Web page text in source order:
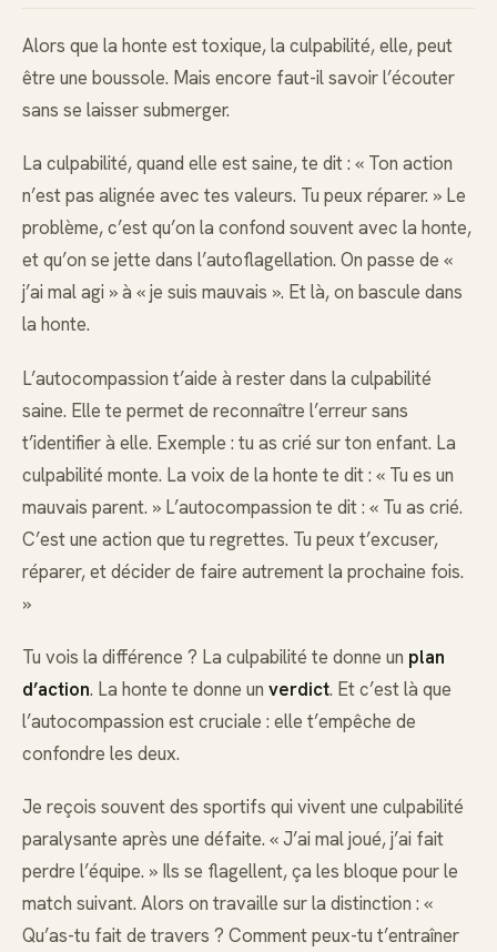
Alors que la honte est toxique, la culpabilité, elle, peut
être une boussole. Mais encore faut-il savoir l’écouter
sans se laisser submerger.
La culpabilité, quand elle est saine, te dit : « Ton action
n’est pas alignée avec tes valeurs. Tu peux réparer. » Le
problème, c’est qu’on la confond souvent avec la honte,
et qu’on se jette dans l’autoflagellation. On passe de «
j’ai mal agi » à « je suis mauvais ». Et là, on bascule dans
la honte.
L’autocompassion t’aide à rester dans la culpabilité
saine. Elle te permet de reconnaître l’erreur sans
t’identifier à elle. Exemple : tu as crié sur ton enfant. La
culpabilité monte. La voix de la honte te dit : « Tu es un
mauvais parent. » L’autocompassion te dit : « Tu as crié.
C’est une action que tu regrettes. Tu peux t’excuser,
réparer, et décider de faire autrement la prochaine fois.
»
Tu vois la différence ? La culpabilité te donne un plan
d’action. La honte te donne un verdict. Et c’est là que
l’autocompassion est cruciale : elle t’empêche de
confondre les deux.
Je reçois souvent des sportifs qui vivent une culpabilité
paralysante après une défaite. « J’ai mal joué, j’ai fait
perdre l’équipe. » Ils se flagellent, ça les bloque pour le
match suivant. Alors on travaille sur la distinction : «
Qu’as-tu fait de travers ? Comment peux-tu t’entraîner